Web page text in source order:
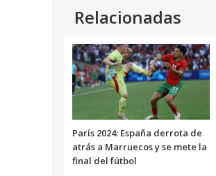
Relacionadas
París 2024: España derrota de
atrás a Marruecos y se mete la
final del fútbol